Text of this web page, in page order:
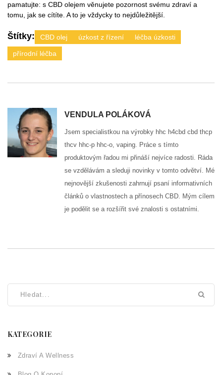
pamatujte: s CBD olejem věnujete pozornost svému zdraví a
tomu, jak se cítíte. A to je vždycky to nejdůležitější.
Štítky: CBD olej úzkost z řízení léčba úzkosti
přírodní léčba
VENDULA POLÁKOVÁ
Jsem specialistkou na výrobky hhc h4cbd cbd thcp
thcv hhc-p hhc-o, vaping. Práce s tímto
produktovým řadou mi přináší nejvíce radosti. Ráda
se vzdělávám a sleduji novinky v tomto odvětví. Mé
nejnovější zkušenosti zahrnují psaní informativních
článků o vlastnostech a přínosech CBD. Mým cílem
je podělit se a rozšířit své znalosti s ostatními.
KATEGORIE
Zdraví A Wellness